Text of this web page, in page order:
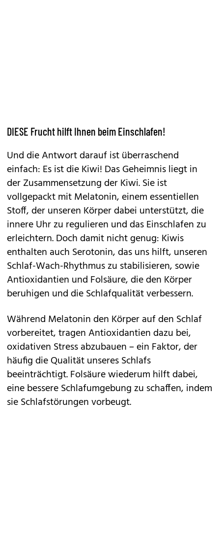
DIESE Frucht hilft Ihnen beim Einschlafen!
Und die Antwort darauf ist überraschend
einfach: Es ist die Kiwi! Das Geheimnis liegt in
der Zusammensetzung der Kiwi. Sie ist
vollgepackt mit Melatonin, einem essentiellen
Stoff, der unseren Körper dabei unterstützt, die
innere Uhr zu regulieren und das Einschlafen zu
erleichtern. Doch damit nicht genug: Kiwis
enthalten auch Serotonin, das uns hilft, unseren
Schlaf-Wach-Rhythmus zu stabilisieren, sowie
Antioxidantien und Folsäure, die den Körper
beruhigen und die Schlafqualität verbessern.
Während Melatonin den Körper auf den Schlaf
vorbereitet, tragen Antioxidantien dazu bei,
oxidativen Stress abzubauen – ein Faktor, der
häufig die Qualität unseres Schlafs
beeinträchtigt. Folsäure wiederum hilft dabei,
eine bessere Schlafumgebung zu schaffen, indem
sie Schlafstörungen vorbeugt.